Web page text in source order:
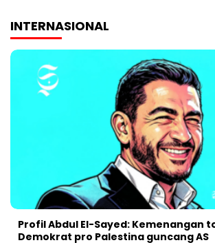
INTERNASIONAL
Profil Abdul El-Sayed: Kemenangan
Demokrat pro Palestina guncang AS